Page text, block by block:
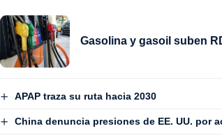
Gasolina y gasoil suben
APAP traza su ruta hacia 2030
China denuncia presiones de EE. UU. por